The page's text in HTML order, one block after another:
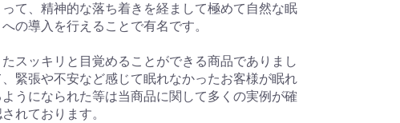
って、精神的な落ち着きを経まして極めて自然な眠
への導入を行えることで有名です。
たスッキリと目覚めることができる商品でありまし
、緊張や不安など感じて眠れなかったお客様が眠れ
ようになられた等は当商品に関して多くの実例が確
れております。